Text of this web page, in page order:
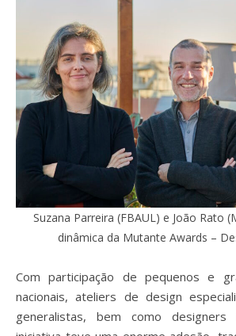
Suzana Parreira (FBAUL) e João Rato
dinâmica da Mutante Awards –
Com participação de pequenos e
nacionais, ateliers de design
generalistas, bem como designers